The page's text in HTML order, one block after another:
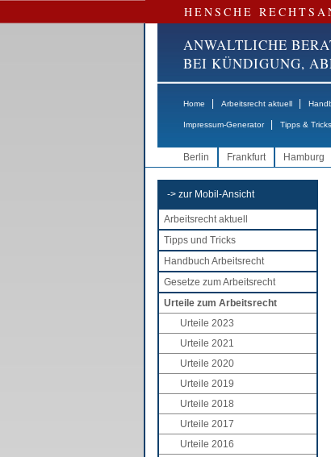
HENSCHE
ANWALTLICHE
BEI KÜNDIGUNG,
Home Arbeitsrecht aktuell
Impressum-Generator Tipps & Tricks
Berlin Frankfurt Hamburg
-> zur Mobil-Ansicht
Arbeitsrecht aktuell
Tipps und Tricks
Handbuch Arbeitsrecht
Gesetze zum Arbeitsrecht
Urteile zum Arbeitsrecht
Urteile 2023
Urteile 2021
Urteile 2020
Urteile 2019
Urteile 2018
Urteile 2017
Urteile 2016